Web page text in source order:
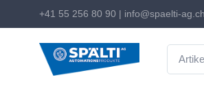
+41 55 256 80 90 | info@spaelti-ag.ch